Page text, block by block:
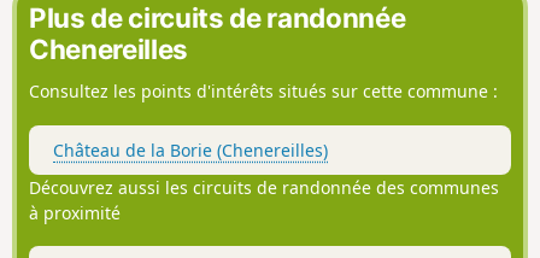
Plus de circuits de randonnée
Chenereilles
Consultez les points d'intérêts situés sur cette commune :
Château de la Borie (Chenereilles)
Découvrez aussi les circuits de randonnée des communes
à proximité